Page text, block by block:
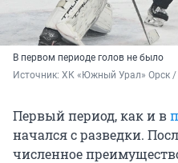
В первом периоде голов не было
Источник: ХК «Южный Урал» Орск /
Первый период, как и в
начался с разведки.
численное